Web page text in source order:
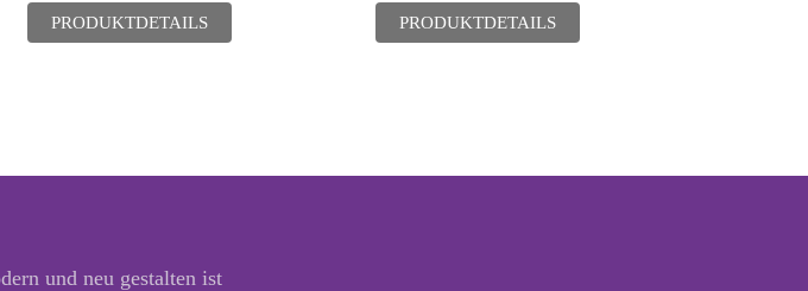
PRODUKTDETAILS PRODUKTDETAILS
und neu gestalten ist